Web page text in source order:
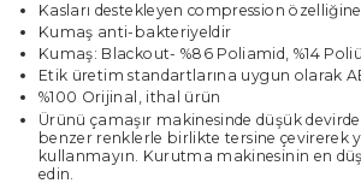
Kasları destekleyen compression
Kumaş anti-bakteriyeldir
Kumaş: Blackout- %86 Poliamid, %14
Etik üretim standartlarına uygun olarak
%100 Orijinal, ithal ürün
Ürünü çamaşır makinesinde düşük
benzer renklerle birlikte tersine çevirerek
kullanmayın. Kurutma makinesinin en
edin.